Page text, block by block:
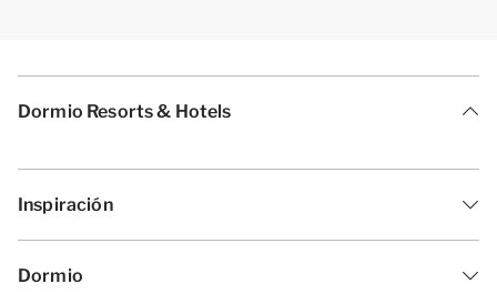
Dormio Resorts & Hotels
Inspiración
Dormio